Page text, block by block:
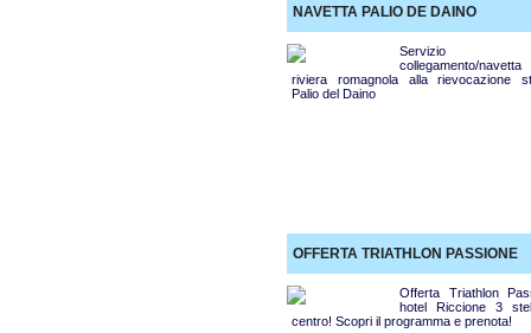
NAVETTA PALIO DE DAINO
Servizio
collegamento/navetta
riviera romagnola alla rievocazione
Palio del Daino
OFFERTA TRIATHLON PASSIONE
Offerta Triathlon
hotel Riccione 3
centro! Scopri il programma e prenota!